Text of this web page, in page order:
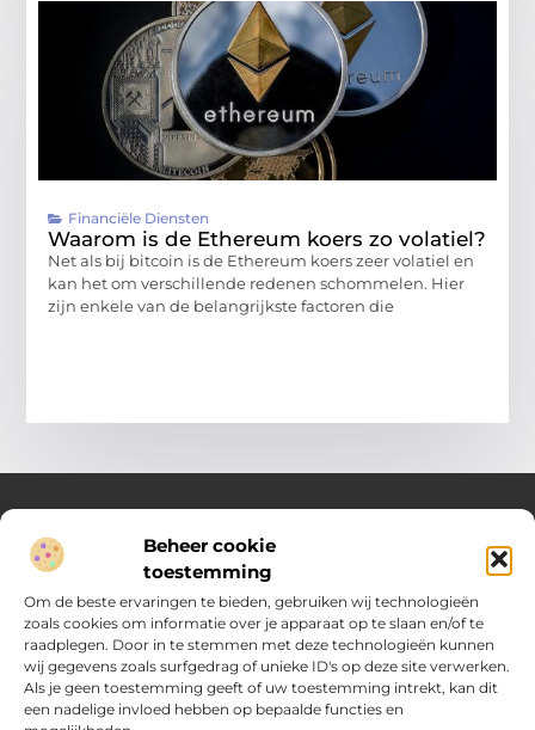
Beheer cookie
toestemming
Om de beste ervaringen te bieden, gebruiken wij technologieën
zoals cookies om informatie over je apparaat op te slaan en/of te
raadplegen. Door in te stemmen met deze technologieën kunnen
wij gegevens zoals surfgedrag of unieke ID's op deze site verwerken.
Als je geen toestemming geeft of uw toestemming intrekt, kan dit
een nadelige invloed hebben op bepaalde functies en
Financiële Diensten
Waarom is de Ethereum koers zo volatiel?
Net als bij bitcoin is de Ethereum koers zeer volatiel en
kan het om verschillende redenen schommelen. Hier
zijn enkele van de belangrijkste factoren die
Over Compleet Zakelijk
Praktische inzichten voor slimme beslissingen
Laat je inspireren door diverse artikelen vol toepasbare tips,
heldere inzichten en frisse perspectieven. Alles wat je nodig
hebt om met vertrouwen en overzicht keuzes te maken in het
dagelijks leven en werk.